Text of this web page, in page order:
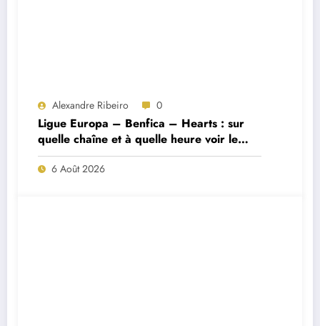
Alexandre Ribeiro 0
Ligue Europa – Benfica – Hearts : sur
quelle chaîne et à quelle heure voir le
match ?
6 Août 2026